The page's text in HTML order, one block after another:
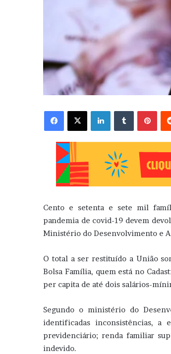
Facebook X Linkedin
Cento e setenta e sete mil
pandemia de covid-19 devem
Ministério do Desenvolvimento e
O total a ser restituído a União
Bolsa Família, quem está no
per capita de até dois salários-
Segundo o ministério do
identificadas inconsistências,
previdenciário; renda familiar
indevido.